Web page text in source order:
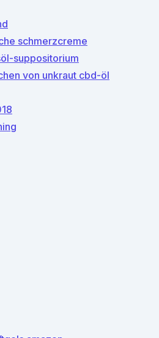
schmerzcreme
suppositorium
von unkraut cbd-öl